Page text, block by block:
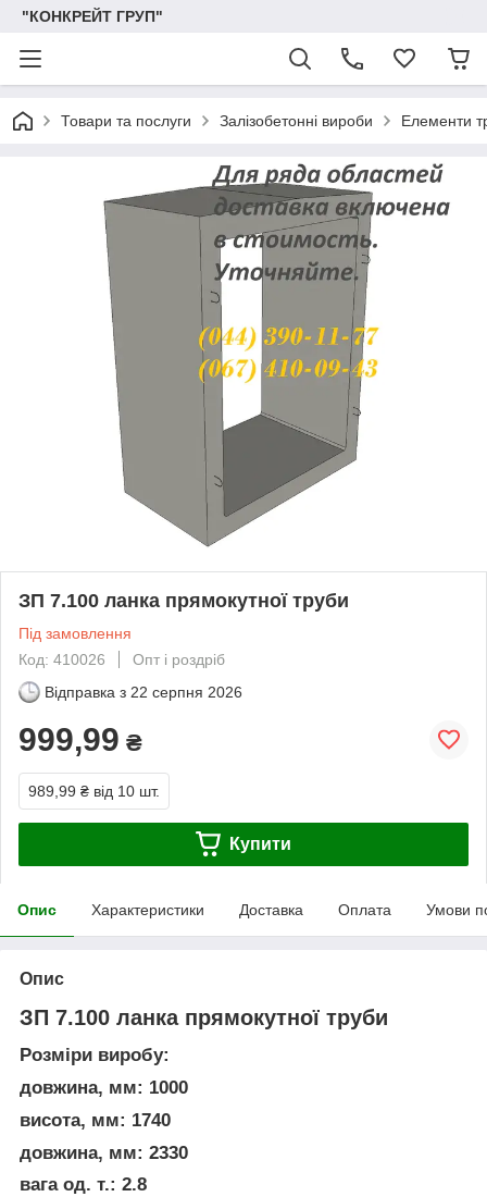
"КОНКРЕЙТ ГРУП"
Товари та послуги Залізобетонні вироби Елементи
ЗП 7.100 ланка прямокутної труби
Під замовлення
Код: 410026
Опт і роздріб
Відправка з 22 серпня 2026
999,99 ₴
989,99 ₴ від 10 шт.
Купити
Опис Характеристики Доставка Оплата Умови
Опис
ЗП 7.100 ланка прямокутної труби
Розміри виробу:
довжина, мм: 1000
висота, мм: 1740
довжина, мм: 2330
вага од. т.: 2.8